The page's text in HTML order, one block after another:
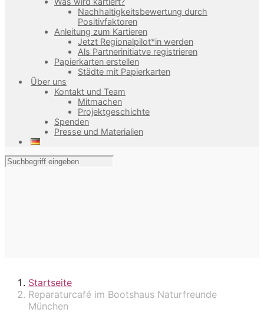
Nachhaltigkeitsbewertung durch
Positivfaktoren
Anleitung zum Kartieren
Jetzt Regionalpilot*in werden
Als Partnerinitiatve registrieren
Papierkarten erstellen
Städte mit Papierkarten
Über uns
Kontakt und Team
Mitmachen
Projektgeschichte
Spenden
Presse und Materialien
Startseite
Reparaturcafé im Bootshaus Naturfreunde
München